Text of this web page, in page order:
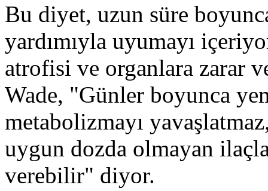
Bu diyet, uzun süre
yardımıyla uyumayı
atrofisi ve organlara zarar
Wade, "Günler boyunca
metabolizmayı
uygun dozda olmayan
verebilir" diyor.